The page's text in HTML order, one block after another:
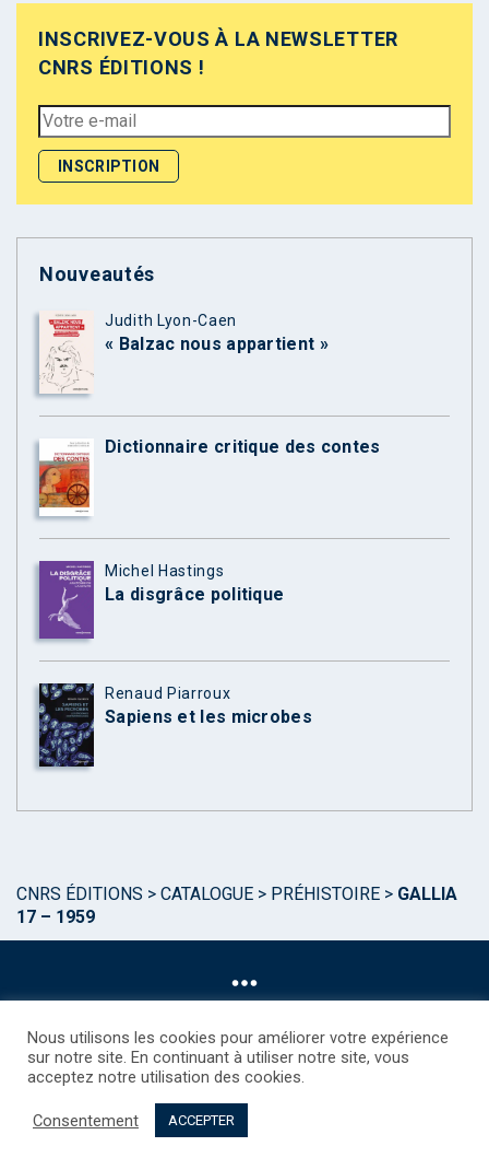
INSCRIVEZ-VOUS À LA NEWSLETTER
CNRS ÉDITIONS !
Nouveautés
Judith Lyon-Caen
« Balzac nous appartient »
Dictionnaire critique des contes
Michel Hastings
La disgrâce politique
Renaud Piarroux
Sapiens et les microbes
CNRS ÉDITIONS > CATALOGUE > PRÉHISTOIRE > GALLIA
17 – 1959
©CNRS EDITIONS 2025
Droits étrangers / Foreign rights
Nous utilisons les cookies pour améliorer votre expérience
sur notre site. En continuant à utiliser notre site, vous
acceptez notre utilisation des cookies.
Consentement ACCEPTER